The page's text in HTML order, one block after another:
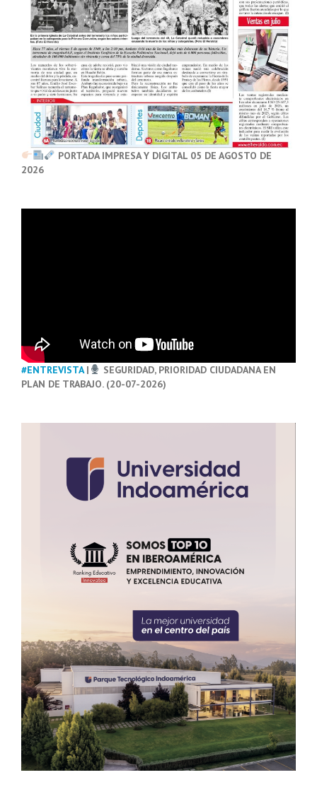
PORTADA IMPRESA Y DIGITAL 05 DE AGOSTO DE
2026
#ENTREVISTA|
SEGURIDAD, PRIORIDAD CIUDADANA EN
PLAN DE TRABAJO. (20-07-2026)